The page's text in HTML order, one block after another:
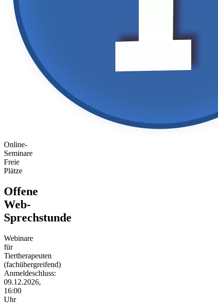
Online-
Seminare
Freie
Plätze
Offene
Web-
Sprechstunde
Webinare
für
Tiertherapeuten
(fachübergreifend)
Anmeldeschluss:
09.12.2026,
16:00
Uhr